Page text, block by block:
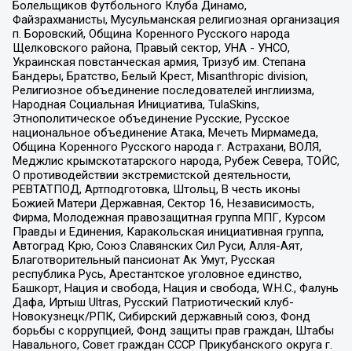
Болельщиков Футбольного Клуба Динамо,
Файзрахманисты, Мусульманская религиозная организация
п. Боровский, Община Коренного Русского народа
Щелковского района, Правый сектор, УНА - УНСО,
Украинская повстанческая армия, Тризуб им. Степана
Бандеры, Братство, Белый Крест, Misanthropic division,
Религиозное объединение последователей инглиизма,
Народная Социальная Инициатива, TulaSkins,
Этнополитическое объединение Русские, Русское
национальное объединение Атака, Мечеть Мирмамеда,
Община Коренного Русского народа г. Астрахани, ВОЛЯ,
Меджлис крымскотатарского народа, Рубеж Севера, ТОЙС,
О противодействии экстремистской деятельности,
РЕВТАТПОД, Артподготовка, Штольц, В честь иконы
Божией Матери Державная, Сектор 16, Независимость,
Фирма, Молодежная правозащитная группа МПГ, Курсом
Правды и Единения, Каракольская инициативная группа,
Автоград Крю, Союз Славянских Сил Руси, Алля-Аят,
Благотворительный пансионат Ак Умут, Русская
республика Русь, Арестантское уголовное единство,
Башкорт, Нация и свобода, Нация и свобода, W.H.С., Фалунь
Дафа, Иртыш Ultras, Русский Патриотический клуб-
Новокузнецк/РПК, Сибирский державный союз, Фонд
борьбы с коррупцией, Фонд защиты прав граждан, Штабы
Навального, Совет граждан СССР Прикубанского округа г.